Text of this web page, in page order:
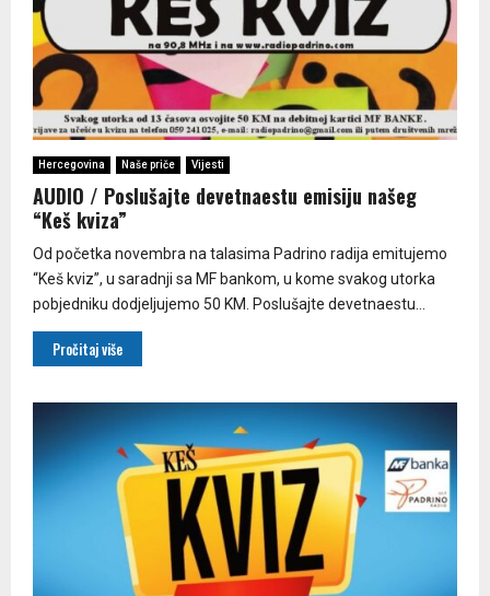
Hercegovina Naše priče Vijesti
AUDIO / Poslušajte devetnaestu emisiju našeg
“Keš kviza”
Od početka novembra na talasima Padrino radija emitujemo
“Keš kviz”, u saradnji sa MF bankom, u kome svakog utorka
pobjedniku dodjeljujemo 50 KM. Poslušajte devetnaestu...
Pročitaj više